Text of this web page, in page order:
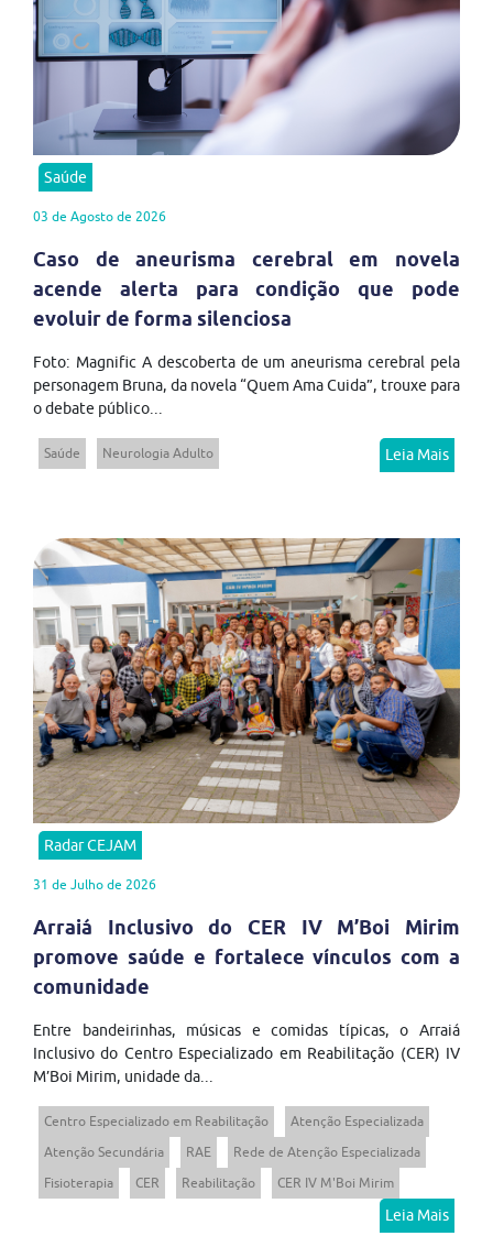
Saúde
03 de Agosto de 2026
Caso de aneurisma cerebral em novela
acende alerta para condição que pode
evoluir de forma silenciosa
Foto: Magnific A descoberta de um aneurisma cerebral pela
personagem Bruna, da novela “Quem Ama Cuida”, trouxe para
o debate público...
Saúde Neurologia Adulto Leia Mais
Radar CEJAM
31 de Julho de 2026
Arraiá Inclusivo do CER IV M’Boi Mirim
promove saúde e fortalece vínculos com a
comunidade
Entre bandeirinhas, músicas e comidas típicas, o Arraiá
Inclusivo do Centro Especializado em Reabilitação (CER) IV
M’Boi Mirim, unidade da...
Centro Especializado em Reabilitação
Atenção Especializada
Atenção Secundária
RAE
Rede de Atenção Especializada
Fisioterapia
CER Reabilitação CER IV M'Boi Mirim
Leia Mais